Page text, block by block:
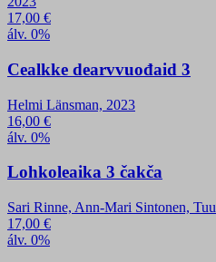
17,00 €
álv. 0%
Cealkke dearvvuođaid 3
Helmi Länsman, 2023
16,00 €
álv. 0%
Lohkoleaika 3 čakča
Sari Rinne, Ann-Mari Sintonen,
17,00 €
álv. 0%